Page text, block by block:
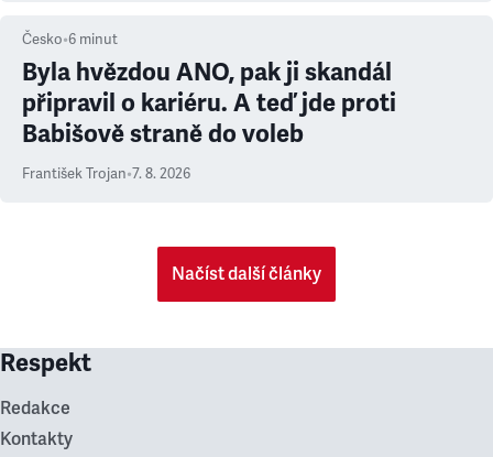
Česko•6 minut
Byla hvězdou ANO, pak ji skandál
připravil o kariéru. A teď jde proti
Babišově straně do voleb
František Trojan•7. 8. 2026
Načíst další články
Respekt
Redakce
Kontakty